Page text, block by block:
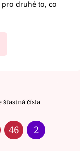
pro druhé to, co
šťastná čísla
46 2